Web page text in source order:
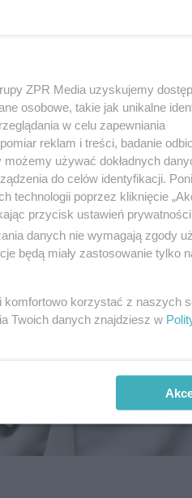
ZPR Media uzyskujemy
osobowe, takie jak unikalne
w celu zapewniania
reklam i treści, badanie
używać dokładnych
do celów identyfikacji.
technologii poprzez kliknięcie
przycisk ustawień
danych nie wymagają zgody
będą miały zastosowanie tylko
komfortowo korzystać z naszych
Twoich danych znajdziesz w